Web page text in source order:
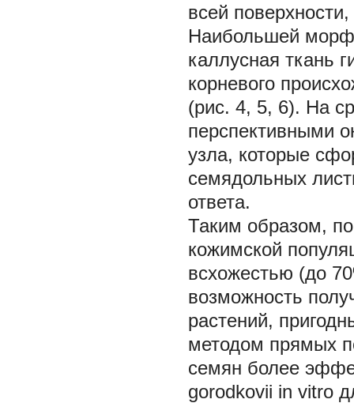
всей
Наибольшей
каллусная ткань
корневого
(рис. 4, 5, 6). На
перспективными
узла, которые
семядольных
ответа.
Таким образом,
кожимской
всхожестью (до
возможность
растений,
методом прямых
семян более
gorodkovii in vitro